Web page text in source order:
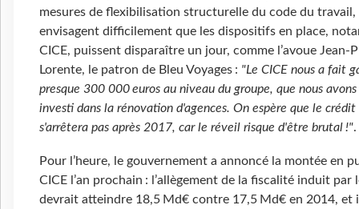
mesures de flexibilisation structurelle du code du travail,
envisagent difficilement que les dispositifs en place,
CICE, puissent disparaître un jour, comme l’avoue Jean-
Lorente, le patron de Bleu Voyages : "Le CICE nous a fait
presque 300 000 euros au niveau du groupe, que nous
investi dans la rénovation d'agences. On espère que le
s'arrêtera pas après 2017, car le réveil risque d'être brutal !".
Pour l’heure, le gouvernement a annoncé la montée en
CICE l’an prochain : l’allègement de la fiscalité induit par
devrait atteindre 18,5 Md€ contre 17,5 Md€ en 2014, et